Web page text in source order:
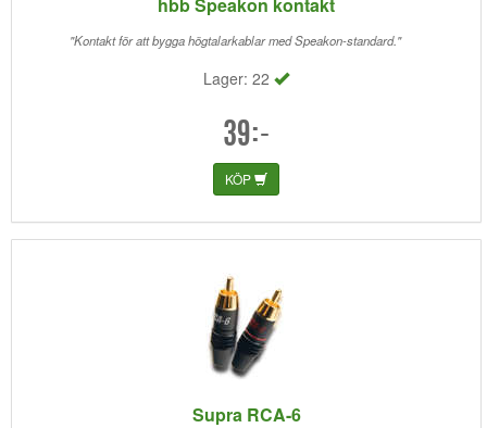
"Kontakt för att bygga högtalarkablar med Speakon-standard."
Lager: 22
39:-
KÖP
Supra RCA-6